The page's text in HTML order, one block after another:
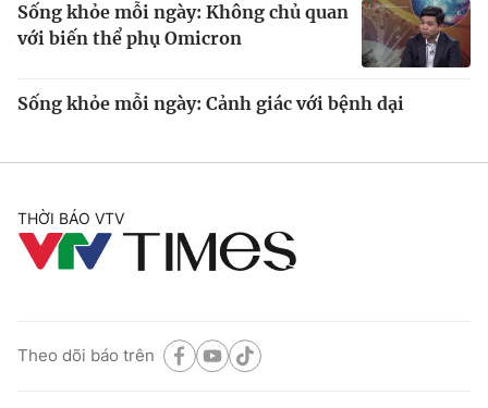
Sống khỏe mỗi ngày: Không chủ quan
với biến thể phụ Omicron
Sống khỏe mỗi ngày: Cảnh giác với bệnh dại
THỜI BÁO VTV
Theo dõi báo trên